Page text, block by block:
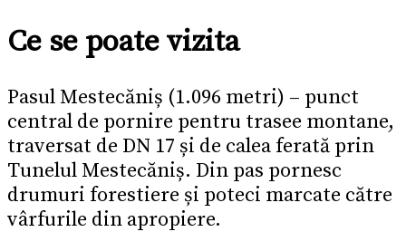
Ce se poate vizita
Pasul Mestecăniș (1.096 metri) – punct
central de pornire pentru trasee montane,
traversat de DN 17 și de calea ferată prin
Tunelul Mestecăniș. Din pas pornesc
drumuri forestiere și poteci marcate către
vârfurile din apropiere.